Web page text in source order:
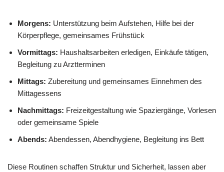
Morgens: Unterstützung beim Aufstehen, Hilfe bei der
Körperpflege, gemeinsames Frühstück
Vormittags: Haushaltsarbeiten erledigen, Einkäufe tätigen,
Begleitung zu Arztterminen
Mittags: Zubereitung und gemeinsames Einnehmen des
Mittagessens
Nachmittags: Freizeitgestaltung wie Spaziergänge, Vorlesen
oder gemeinsame Spiele
Abends: Abendessen, Abendhygiene, Begleitung ins Bett
Diese Routinen schaffen Struktur und Sicherheit, lassen aber